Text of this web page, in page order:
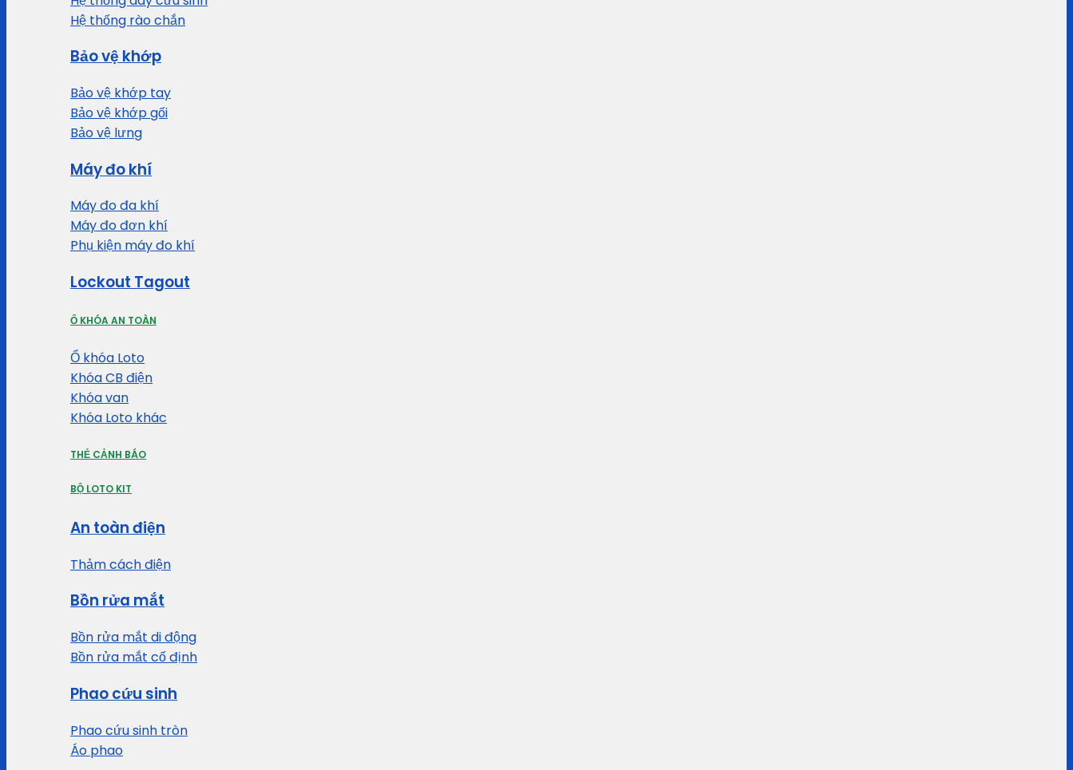
Hệ thống rào chắn
Bảo vệ khớp
Bảo vệ khớp tay
Bảo vệ khớp gối
Bảo vệ lưng
Máy đo khí
Máy đo đa khí
Máy đo đơn khí
Phụ kiện máy đo khí
Lockout Tagout
Ổ KHÓA AN TOÀN
Ổ khóa Loto
Khóa CB điện
Khóa van
Khóa Loto khác
THẺ CẢNH BÁO
BỘ LOTO KIT
An toàn điện
Thảm cách điện
Bồn rửa mắt
Bồn rửa mắt di động
Bồn rửa mắt cố định
Phao cứu sinh
Phao cứu sinh tròn
Áo phao